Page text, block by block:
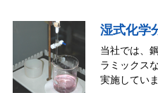
湿式化学
当社では、
ラミックス
実施していま